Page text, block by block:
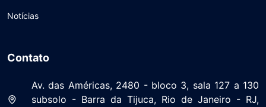
Notícias
Contato
Av. das Américas, 2480 - bloco 3, sala 127 a 130
subsolo - Barra da Tijuca, Rio de Janeiro - RJ,